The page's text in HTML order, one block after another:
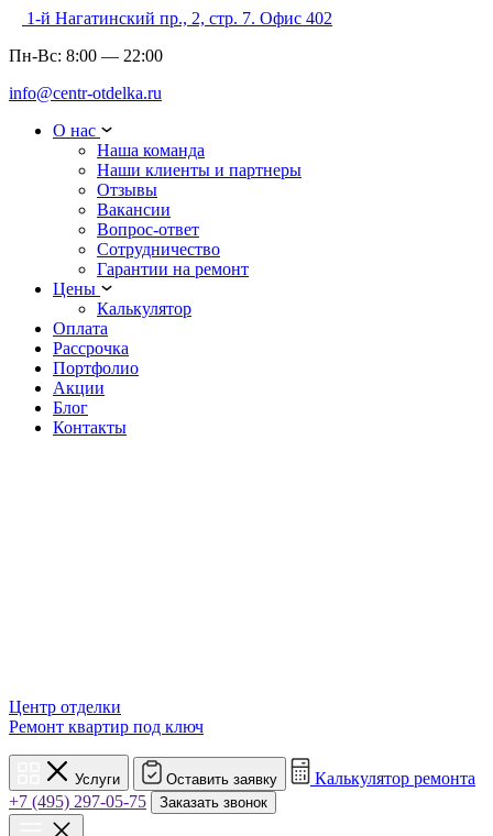
1-й Нагатинский пр., 2, стр. 7. Офис 402
Пн-Вс: 8:00 — 22:00
info@centr-otdelka.ru
О нас
Наша команда
Наши клиенты и партнеры
Отзывы
Вакансии
Вопрос-ответ
Сотрудничество
Гарантии на ремонт
Цены
Калькулятор
Оплата
Рассрочка
Портфолио
Акции
Блог
Контакты
Центр отделки
Ремонт квартир под ключ
Услуги Оставить заявку
Калькулятор ремонта
+7 (495) 297-05-75
Заказать звонок